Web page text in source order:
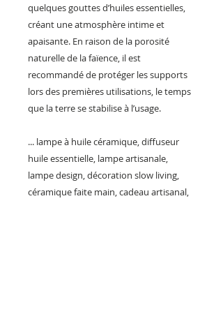
quelques gouttes d’huiles essentielles,
créant une atmosphère intime et
apaisante. En raison de la porosité
naturelle de la faïence, il est
recommandé de protéger les supports
lors des premières utilisations, le temps
que la terre se stabilise à l’usage.
... lampe à huile céramique, diffuseur
huile essentielle, lampe artisanale,
lampe design, décoration slow living,
céramique faite main, cadeau artisanal,